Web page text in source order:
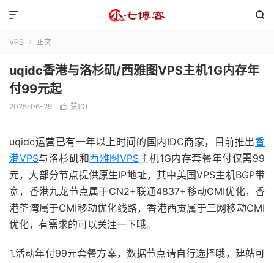


VPS  正文
uqidc香港与洛杉矶/西雅图VPS主机1G内存年
付99元起
2025-06-29  赞(0)
uqidc运营已有一年以上时间的国内IDC商家，目前推出香
港VPS与洛杉矶和西雅图VPS主机1G内存套餐年付仅需99
元，大部分节点提供原生IP地址，其中美国VPS主机BGP带
宽，香港九龙节点属于CN2+联通4837+移动CMI优化，香
港荃湾属于CMI移动优化线路，香港西贡属于三网移动CMI
优化，有需求的可以关注一下哦。
1.活动年付99元套餐方案，数据节点请自行选择哦，建站可